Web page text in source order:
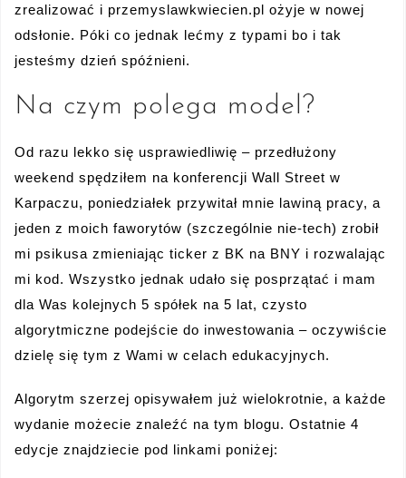
zrealizować i przemyslawkwiecien.pl ożyje w nowej
odsłonie. Póki co jednak lećmy z typami bo i tak
jesteśmy dzień spóźnieni.
Na czym polega model?
Od razu lekko się usprawiedliwię – przedłużony
weekend spędziłem na konferencji Wall Street w
Karpaczu, poniedziałek przywitał mnie lawiną pracy, a
jeden z moich faworytów (szczególnie nie-tech) zrobił
mi psikusa zmieniając ticker z BK na BNY i rozwalając
mi kod. Wszystko jednak udało się posprzątać i mam
dla Was kolejnych 5 spółek na 5 lat, czysto
algorytmiczne podejście do inwestowania – oczywiście
dzielę się tym z Wami w celach edukacyjnych.
Algorytm szerzej opisywałem już wielokrotnie, a każde
wydanie możecie znaleźć na tym blogu. Ostatnie 4
edycje znajdziecie pod linkami poniżej: